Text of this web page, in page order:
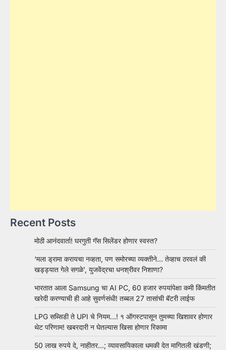
Recent Posts
मोठी आनंदवार्ता! घरगुती गॅस सिलेंडर होणार स्वस्त?
‘मला ड्रामा करायचा नव्हता, पण समोरच्या व्यक्तीने… तेव्हाच ठरवलं की
खड्ड्यात गेले सगळे’, युजवेंद्रचा धनश्रीवर निशाणा?
भारतात आला Samsung चा AI PC, 60 हजार रुपयांपेक्षा कमी किंमतीत
खरेदी करण्याची ही आहे सुवर्णसंधी! तब्बल 27 तासांची बॅटरी लाईफ
LPG सब्सिडी ते UPI चे नियम…! १ ऑगस्टपासून तुमच्या खिशावर होणार
थेट परिणाम! खबरदारी न घेतल्यास खिसा होणार रिकामा
50 लाख रुपये दे, नाहीतर…; व्यावसायिकाला धमकी देत मागितली खंडणी;